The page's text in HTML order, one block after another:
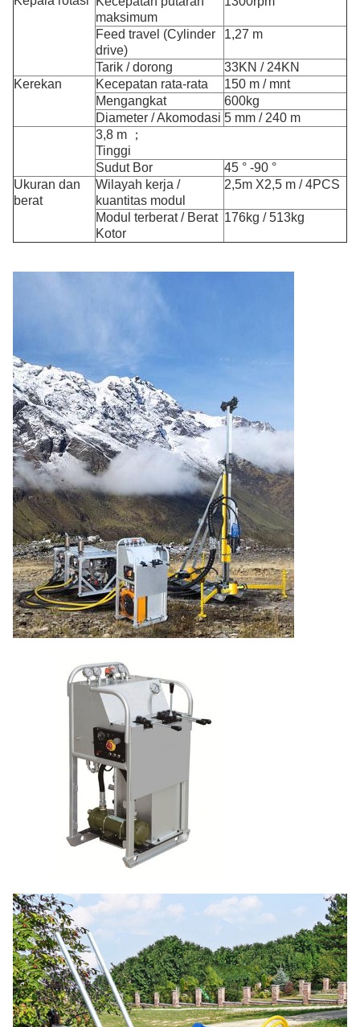
maksimum
Feed travel (Cylinder
drive)
1,27 m
Tarik / dorong
33KN / 24KN
Kerekan
Kecepatan rata-rata
150 m / mnt
Mengangkat
600kg
Diameter / Akomodasi 5 mm / 240 m
3,8 m ；
Tinggi
Sudut Bor
45 ° -90 °
Ukuran dan
berat
Wilayah kerja /
kuantitas modul
2,5m X2,5 m / 4PCS
Modul terberat / Berat
Kotor
176kg / 513kg